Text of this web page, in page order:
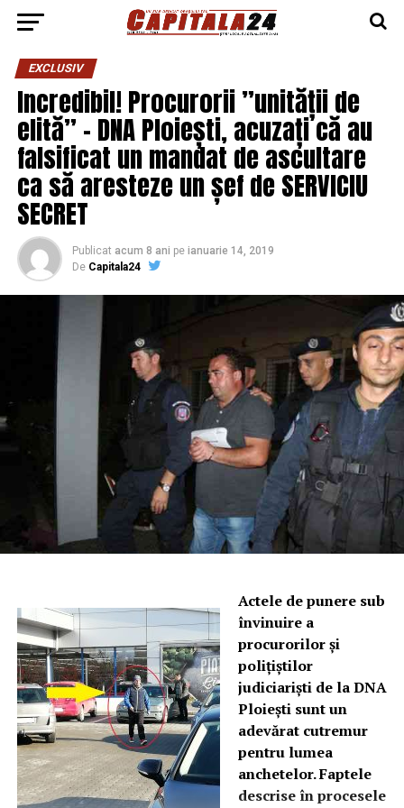
EXCLUSIV
Incredibil! Procurorii ”unității de
elită” – DNA Ploiești, acuzați că au
falsificat un mandat de ascultare
ca să aresteze un șef de SERVICIU
SECRET
Publicat acum 8 ani pe ianuarie 14, 2019
De Capitala24
Actele de punere sub
învinuire a
procurorilor și
polițiștilor
judiciariști de la DNA
Ploiești sunt un
adevărat cutremur
pentru lumea
anchetelor. Faptele
descrise în procesele